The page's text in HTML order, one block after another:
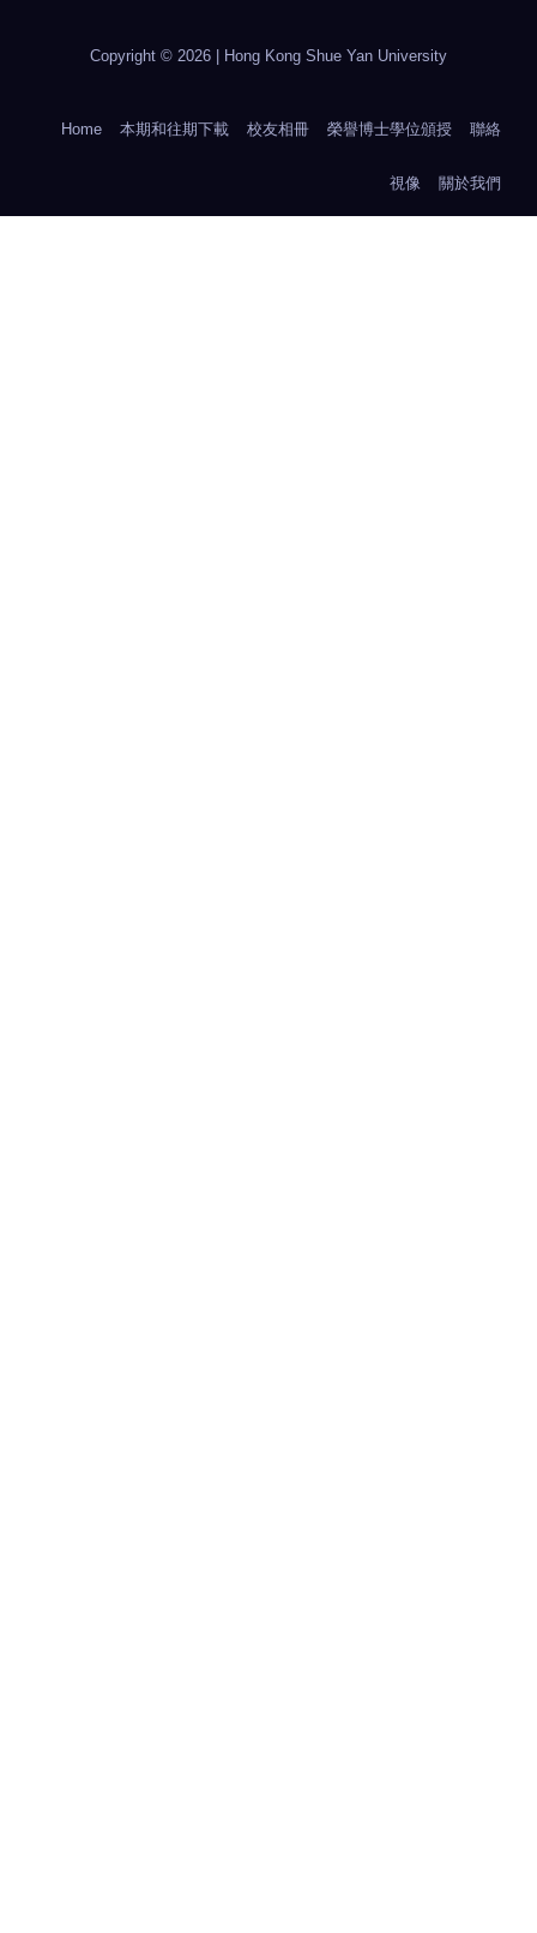
Copyright © 2026 | Hong Kong Shue Yan University
Home 本期和往期下載 校友相冊 榮譽博士學位頒授 聯絡
視像 關於我們